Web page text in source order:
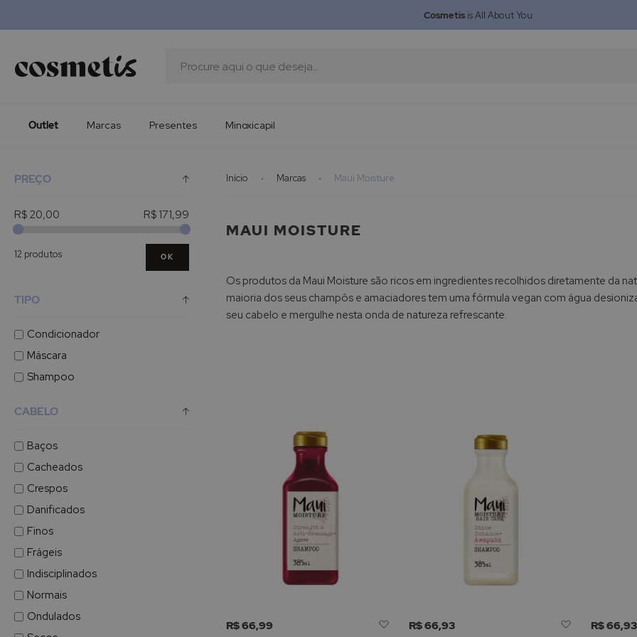
Cosmetisis All About You
Procura
Presentes
Minoxicapil
Outlet Marcas Presentes Minoxicapil
Início Marcas Maui Moisture
MAUI MOISTURE
Os produtos da Maui Moisture são ricos em ingredientes recolhidos diretamente da
maioria dos seus champôs e amaciadores tem uma fórmula vegan com água
seu cabelo e mergulhe nesta onda de natureza refrescante.
R$ 66,99
Adicionar
R$ 66,93
Adicionar
R$ 66,93
PREÇO
R$ 20,00 R$ 171,99
12 produtos OK
TIPO
Condicionador
Máscara
Shampoo
CABELO
Baços
Cacheados
Crespos
Danificados
Finos
Frágeis
Indisciplinados
Normais
Ondulados